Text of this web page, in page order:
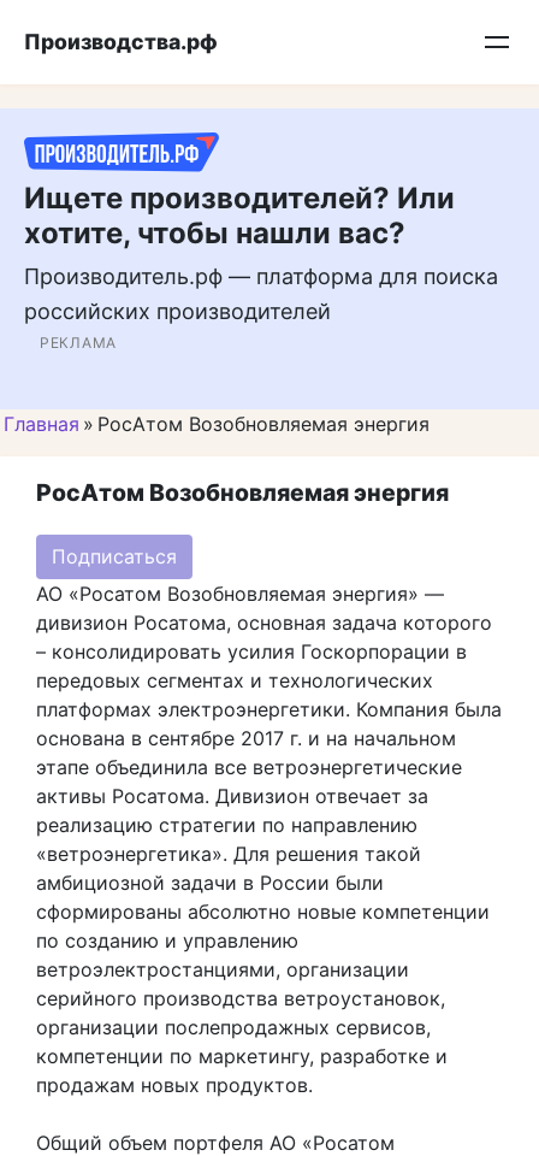
Подписывайтесь на нас в MAX
Производства.рф
Ищете производителей? Или
хотите, чтобы нашли вас?
Производитель.рф — платформа для поиска
российских производителей
РЕКЛАМА
Главная » РосАтом Возобновляемая энергия
РосАтом Возобновляемая энергия
Подписаться
АО «Росатом Возобновляемая энергия» —
дивизион Росатома, основная задача которого
– консолидировать усилия Госкорпорации в
передовых сегментах и технологических
платформах электроэнергетики. Компания была
основана в сентябре 2017 г. и на начальном
этапе объединила все ветроэнергетические
активы Росатома. Дивизион отвечает за
реализацию стратегии по направлению
«ветроэнергетика». Для решения такой
амбициозной задачи в России были
сформированы абсолютно новые компетенции
по созданию и управлению
ветроэлектростанциями, организации
серийного производства ветроустановок,
организации послепродажных сервисов,
компетенции по маркетингу, разработке и
продажам новых продуктов.
Общий объем портфеля АО «Росатом